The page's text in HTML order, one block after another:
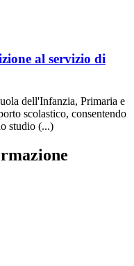
al servizio di
dell'Infanzia, Primaria e
scolastico, consentendo
studio (...)